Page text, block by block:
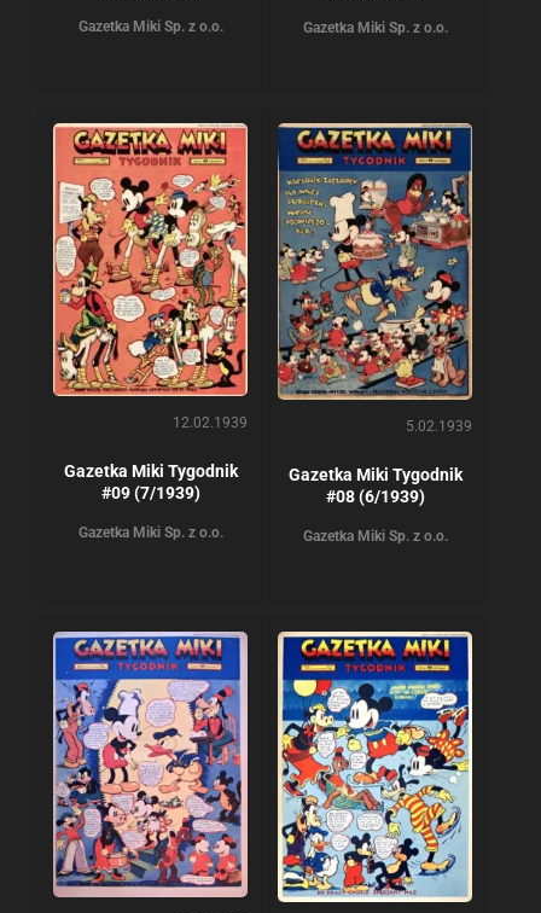
Gazetka Miki Sp. z o.o. Gazetka Miki Sp. z o.o.
12.02.1939
Gazetka Miki Tygodnik
#09 (7/1939)
Gazetka Miki Sp. z o.o.
5.02.1939
Gazetka Miki Tygodnik
#08 (6/1939)
Gazetka Miki Sp. z o.o.